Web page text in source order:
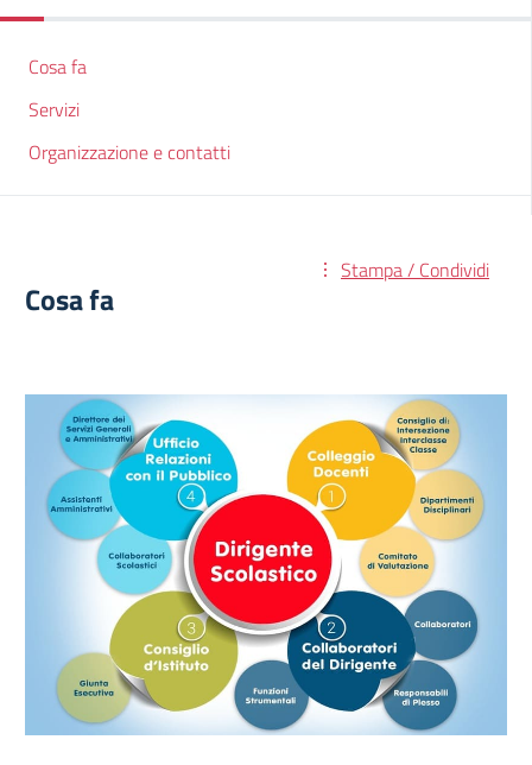
Cosa fa
Servizi
Organizzazione e contatti
Stampa / Condividi
Cosa fa